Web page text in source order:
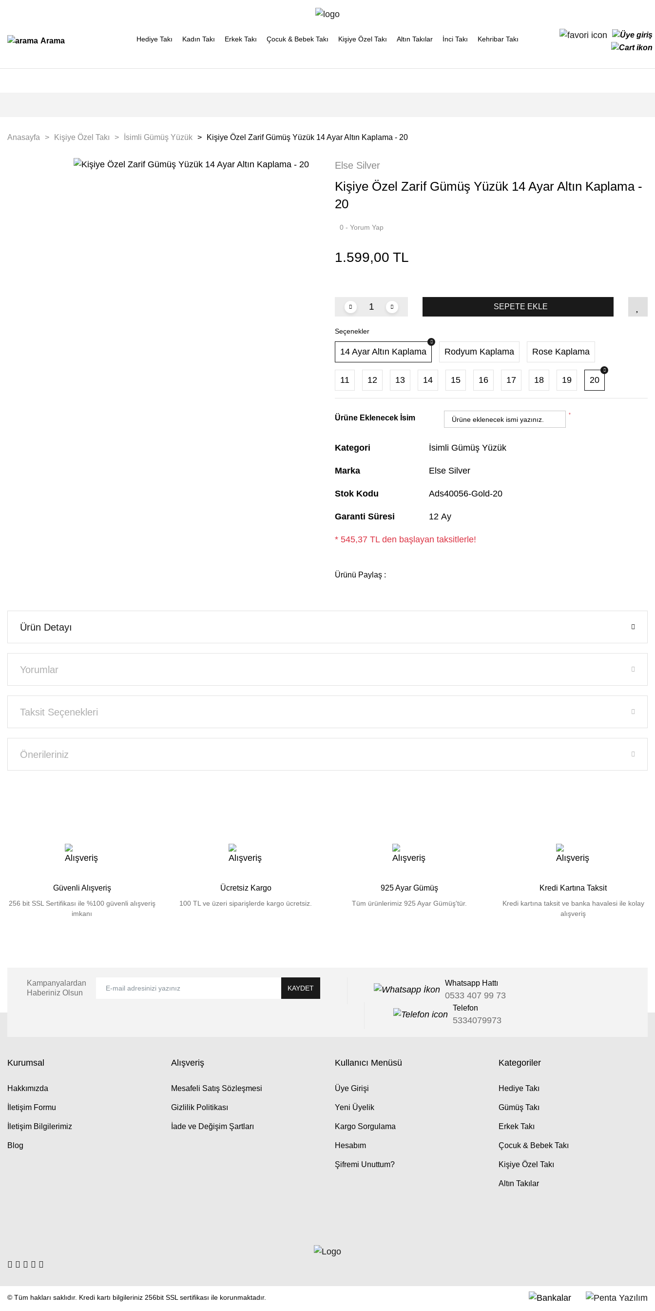
Arama Hediye Takı Kadın Takı Erkek Takı Çocuk & Bebek Takı Kişiye Özel Takı Altın Takılar İnci Takı Kehribar Takı
Anasayfa Kişiye Özel Takı İsimli Gümüş Yüzük Kişiye Özel Zarif Gümüş Yüzük 14 Ayar Altın Kaplama - 20
Else Silver
Kişiye Özel Zarif Gümüş Yüzük 14 Ayar Altın Kaplama -
20
0 - Yorum Yap
1.599,00 TL
SEPETE EKLE
Seçenekler
14 Ayar Altın Kaplama Rodyum Kaplama Rose Kaplama
11 12 13 14 15 16 17 18 19 20
Ürüne Eklenecek İsim *
Kategori İsimli Gümüş Yüzük
Marka Else Silver
Stok Kodu Ads40056-Gold-20
Garanti Süresi 12 Ay
* 545,37 TL den başlayan taksitlerle!
Ürünü Paylaş :
Ürün Detayı
Yorumlar
Taksit Seçenekleri
Önerileriniz
Güvenli Alışveriş
256 bit SSL Sertifikası ile %100 güvenli alışveriş
imkanı
Ücretsiz Kargo
100 TL ve üzeri siparişlerde kargo ücretsiz.
925 Ayar Gümüş
Tüm ürünlerimiz 925 Ayar Gümüş'tür.
Kredi Kartına Taksit
Kredi kartına taksit ve banka havalesi ile kolay
alışveriş
Kampanyalardan
Haberiniz Olsun
KAYDET
Whatsapp Hattı
0533 407 99 73
Telefon
5334079973
Kurumsal
Hakkımızda
İletişim Formu
İletişim Bilgilerimiz
Blog
Alışveriş
Mesafeli Satış Sözleşmesi
Gizlilik Politikası
İade ve Değişim Şartları
Kullanıcı Menüsü
Üye Girişi
Yeni Üyelik
Kargo Sorgulama
Hesabım
Şifremi Unuttum?
Kategoriler
Hediye Takı
Gümüş Takı
Erkek Takı
Çocuk & Bebek Takı
Kişiye Özel Takı
Altın Takılar
© Tüm hakları saklıdır. Kredi kartı bilgileriniz 256bit SSL sertifikası ile korunmaktadır.